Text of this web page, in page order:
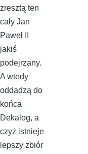
zresztą ten
cały Jan
Paweł II
jakiś
podejrzany.
A wtedy
oddadzą do
końca
Dekalog, a
czyż istnieje
lepszy zbiór